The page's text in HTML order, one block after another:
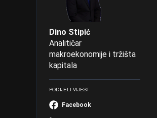
Dino Stipić
Analitičar
makroekonomije i tržišta
kapitala
PODIJELI VIJEST
Facebook